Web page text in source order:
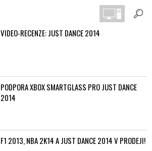
VIDEO-RECENZE: JUST DANCE 2014
PODPORA XBOX SMARTGLASS PRO JUST DANCE
2014
F1 2013, NBA 2K14 A JUST DANCE 2014 V PRODEJI!